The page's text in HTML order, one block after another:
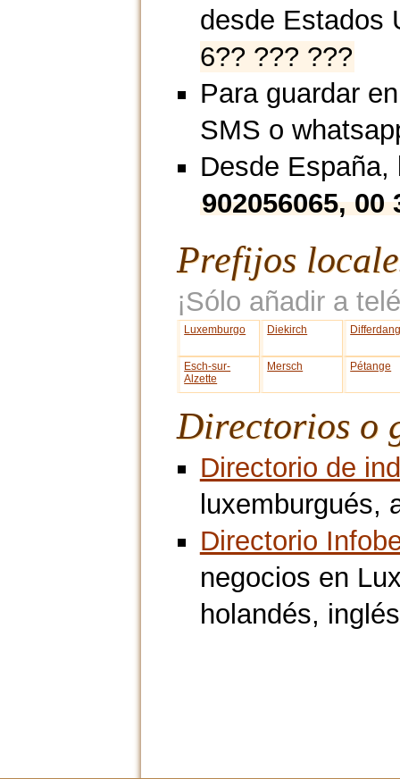
desde Estados
6?? ??? ???
Para guardar
SMS o
Desde
902056065,
Prefijos
¡Sólo añadir a
Luxemburgo Diekirch
Esch-sur-
Alzette
Mersch Pétange
Directorios o
Directorio de
luxemburgués,
Directorio
negocios en
holandés,